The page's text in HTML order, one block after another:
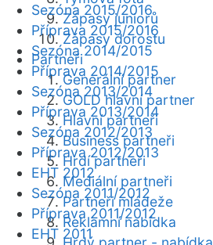
Zápasy juniorů
Zápasy dorostu
Partneři
Generální partner
GOLD hlavní partner
Hlavní partneři
Business partneři
Hrdí partneři
Mediální partneři
Partneři mládeže
Reklamní nabídka
Sezóna 2015/2016
Příprava 2015/2016
Sezóna 2014/2015
Příprava 2014/2015
Sezóna 2013/2014
Příprava 2013/2014
Sezóna 2012/2013
Příprava 2012/2013
EHT 2012
Sezóna 2011/2012
Příprava 2011/2012
EHT 2011